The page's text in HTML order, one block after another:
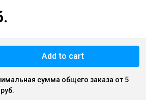
Add to cart
сумма общего заказа от 5